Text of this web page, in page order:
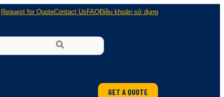
Request for QuoteContact Us FAQĐiều khoản sử dụng
GET A QUOTE